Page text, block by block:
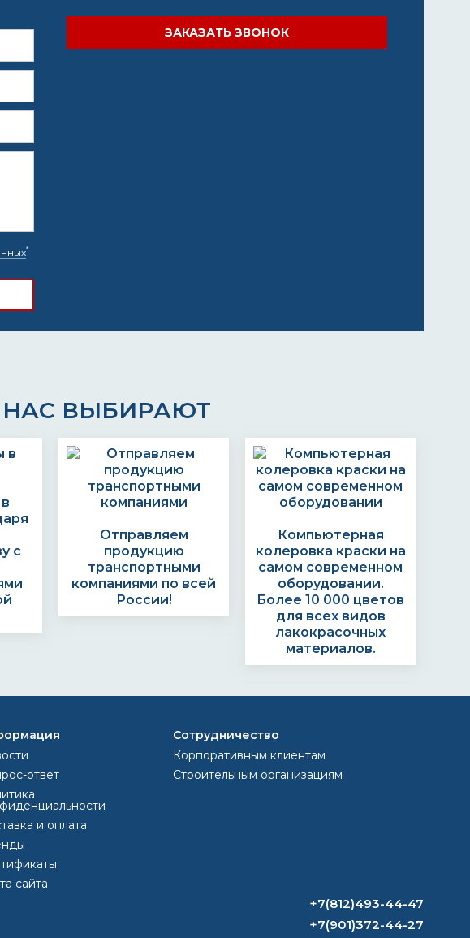
*
ЗАКАЗАТЬ ЗВОНОК
ВЫБИРАЮТ
с
Отправляем
продукцию
транспортными
компаниями по всей
России!
Компьютерная
колеровка краски на
самом современном
оборудовании.
Более 10 000 цветов
для всех видов
лакокрасочных
материалов.
ЗАКАЗ?
и
Оплата через банк,
ответ
и оплата
сайта
Сотрудничество
Корпоративным клиентам
Строительным организациям
+7(812)493-44-47
+7(901)372-44-27